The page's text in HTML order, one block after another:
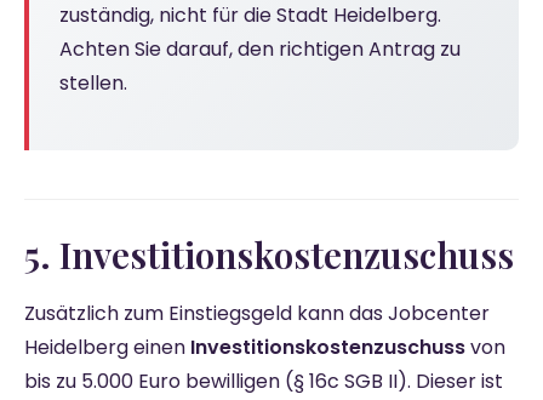
zuständig, nicht für die Stadt Heidelberg.
Achten Sie darauf, den richtigen Antrag zu
stellen.
5. Investitionskostenzuschuss
Zusätzlich zum Einstiegsgeld kann das Jobcenter
Heidelberg einen Investitionskostenzuschussvon
bis zu 5.000 Euro bewilligen (§ 16c SGB II). Dieser ist